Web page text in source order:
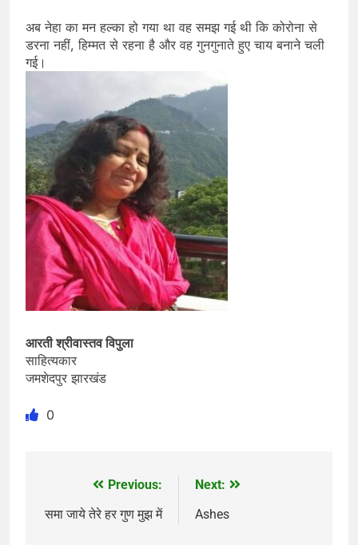
अब नेहा का मन हल्का हो गया था वह समझ गई थी कि कोरोना से
डरना नहीं, हिम्मत से रहना है और वह गुनगुनाते हुए चाय बनाने चली
गई।
आरती श्रीवास्तव विपुला
साहित्यकार
जमशेदपुर झारखंड
0
navigation
Previous:
समा जाये तेरे हर गुण मुझ में
Next:
Ashes